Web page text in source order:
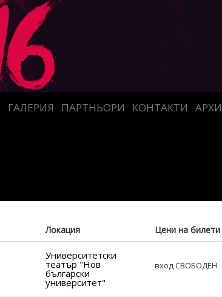
ГАЛЕРИЯ ПАРТНЬОРИ КОНТАКТИ
Локация Цени на билети
Университетски
театър "Нов
български
университет"
вход СВОБОДЕН